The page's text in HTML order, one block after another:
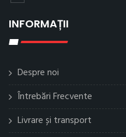
INFORMAȚII
Despre noi
Întrebări Frecvente
Livrare și transport